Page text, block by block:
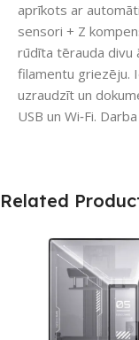
aprīkots ar
sensori + Z
rūdīta tērauda divu
filamentu griezēju.
uzraudzīt un
USB un Wi‑Fi.
Related